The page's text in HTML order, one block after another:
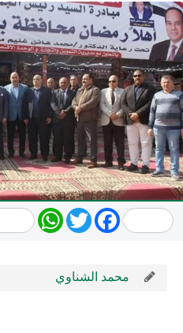
WhatsApp
TwitterFacebook
محمد الشناوي